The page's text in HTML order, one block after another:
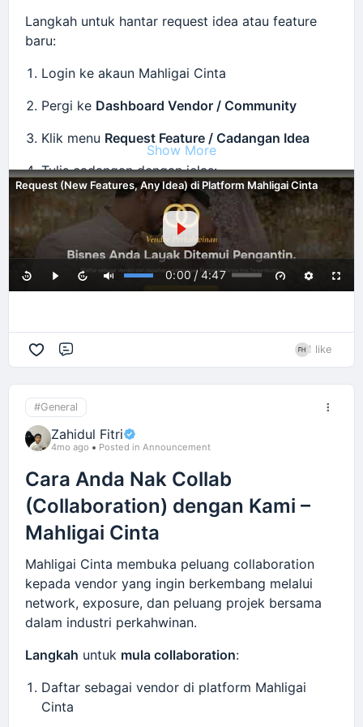
Langkah untuk hantar request idea atau feature
baru:
Login ke akaun Mahligai Cinta
Pergi ke Dashboard Vendor / Community
Klik menu Request Feature / Cadangan Idea
Tulis cadangan dengan jelas:
Tajuk cadangan
Penerangan idea
Masalah yang ingin diselesaikan
Manfaat kepada vendor atau pengantin
Team Mahligai Cinta akan review cadangan
tersebut
Anda akan dimaklumkan sekiranya idea sesuai
untuk dilaksanakan
Contoh ideayang boleh dicadangkan:
Penambahbaikan profile vendor
Function baru untuk tingkatkan inquiry
Idea collaboration antara vendor
Automation untuk mudahkan urusan vendor
Feature untuk bantu pengantin buat keputusan
Integration dengan platform lain
Setiap cadanganakandinilai
Mahligai Cinta terus berkembang secara tersusun
dan memberi manfaat jangka panjang kepada
vendor dan pengantin.
Show More
Request (New Features, Any Idea) di Platform Mahligai Cinta
0:00/4:47
1 like
#General
Zahidul Fitri
4mo ago Posted in Announcement
Cara Anda Nak Collab
(Collaboration) dengan Kami –
Mahligai Cinta
Mahligai Cinta membuka peluang collaboration
kepada vendor yang ingin berkembang melalui
network, exposure, dan peluang projek bersama
dalam industri perkahwinan.
Langkah untuk mula collaboration:
Daftar sebagai vendor di platform Mahligai
Cinta